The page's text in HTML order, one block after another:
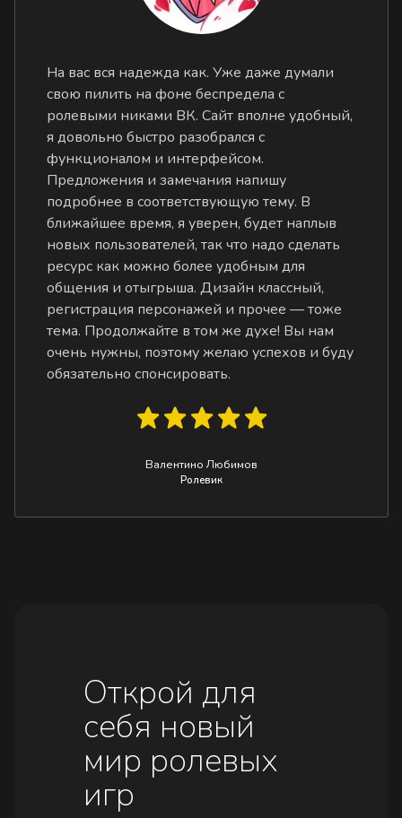
На вас вся надежда как. Уже даже думали
свою пилить на фоне беспредела с
ролевыми никами ВК. Сайт вполне удобный,
я довольно быстро разобрался с
функционалом и интерфейсом.
Предложения и замечания напишу
подробнее в соответствующую тему. В
ближайшее время, я уверен, будет наплыв
новых пользователей, так что надо сделать
ресурс как можно более удобным для
общения и отыгрыша. Дизайн классный,
регистрация персонажей и прочее — тоже
тема. Продолжайте в том же духе! Вы нам
очень нужны, поэтому желаю успехов и буду
обязательно спонсировать.
Валентино Любимов
Ролевик
Открой для
себя новый
мир ролевых
игр